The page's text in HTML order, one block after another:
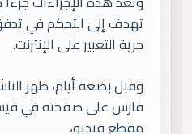
تهدف إلى التحكم في
حرية التعبير على الإنترنت.
وقبل بضعة أيام، ظهر
فارس على صفحته في
مقطع فيديو،